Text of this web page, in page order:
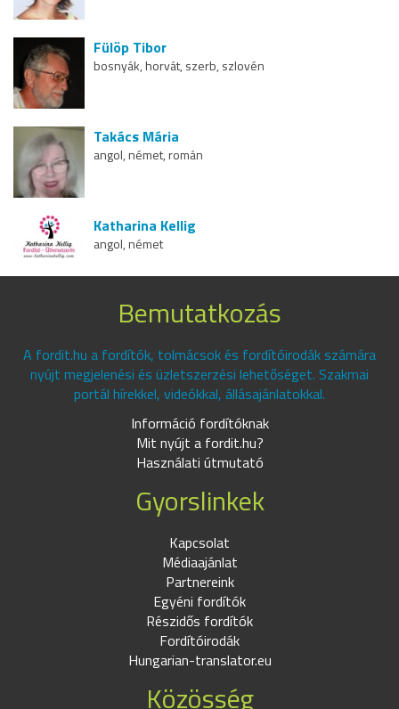
Fülöp Tibor
bosnyák, horvát, szerb, szlovén
Takács Mária
angol, német, román
Katharina Kellig
angol, német
Bemutatkozás
A fordit.hu a fordítók, tolmácsok és fordítóirodák számára
nyújt megjelenési és üzletszerzési lehetőséget. Szakmai
portál hírekkel, videókkal, állásajánlatokkal.
Információ fordítóknak
Mit nyújt a fordit.hu?
Használati útmutató
Gyorslinkek
Kapcsolat
Médiaajánlat
Partnereink
Egyéni fordítók
Részidős fordítók
Fordítóirodák
Hungarian-translator.eu
Közösség